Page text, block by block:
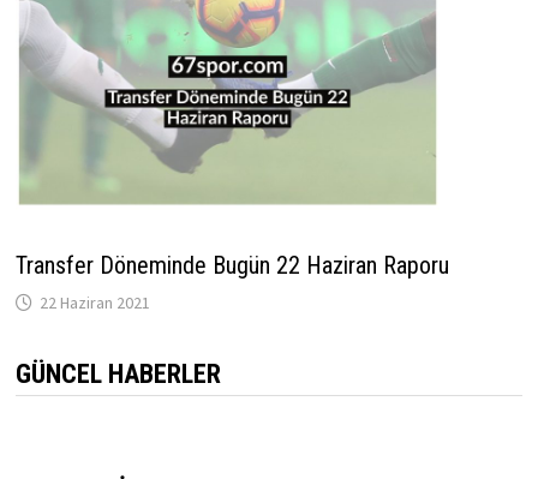
Transfer Döneminde Bugün 22 Haziran Raporu
22 Haziran 2021
GÜNCEL HABERLER